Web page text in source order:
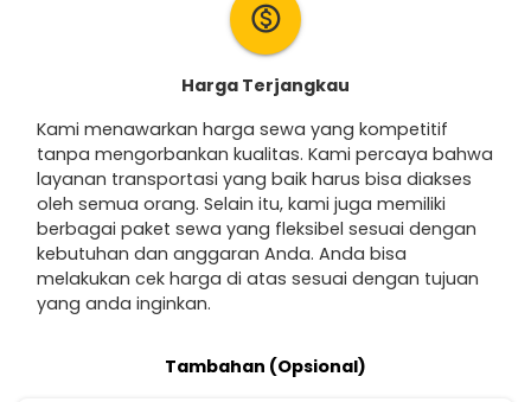
monetization_on
Harga Terjangkau
Kami menawarkan harga sewa yang kompetitif
tanpa mengorbankan kualitas. Kami percaya bahwa
layanan transportasi yang baik harus bisa diakses
oleh semua orang. Selain itu, kami juga memiliki
berbagai paket sewa yang fleksibel sesuai dengan
kebutuhan dan anggaran Anda. Anda bisa
melakukan cek harga di atas sesuai dengan tujuan
yang anda inginkan.
Tambahan (Opsional)